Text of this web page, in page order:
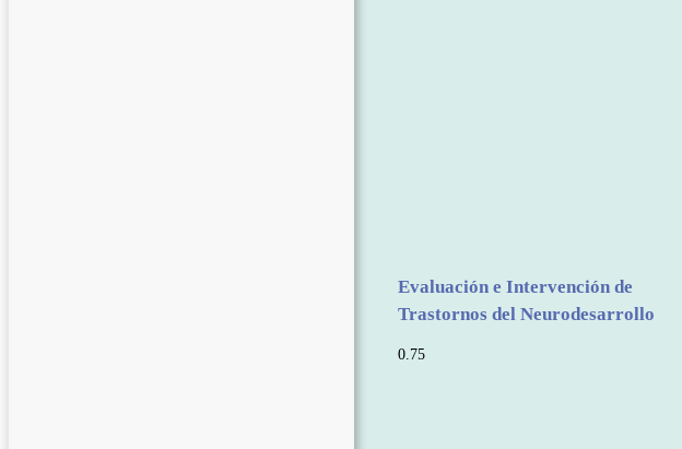
Evaluación e Intervención de
Trastornos del Neurodesarrollo